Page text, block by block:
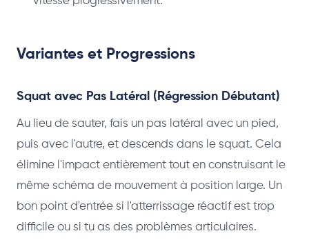
Variantes et Progressions
Squat avec Pas Latéral (Régression Débutant)
Au lieu de sauter, fais un pas latéral avec un pied,
puis avec l'autre, et descends dans le squat. Cela
élimine l'impact entièrement tout en construisant le
même schéma de mouvement à position large. Un
bon point d'entrée si l'atterrissage réactif est trop
difficile ou si tu as des problèmes articulaires.